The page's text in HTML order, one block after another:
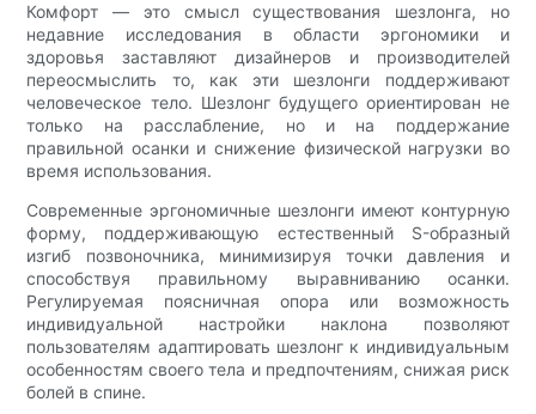
Комфорт — это смысл существования шезлонга, но
недавние исследования в области эргономики и
здоровья заставляют дизайнеров и производителей
переосмыслить то, как эти шезлонги поддерживают
человеческое тело. Шезлонг будущего ориентирован не
только на расслабление, но и на поддержание
правильной осанки и снижение физической нагрузки во
время использования.
Современные эргономичные шезлонги имеют контурную
форму, поддерживающую естественный S-образный
изгиб позвоночника, минимизируя точки давления и
способствуя правильному выравниванию осанки.
Регулируемая поясничная опора или возможность
индивидуальной настройки наклона позволяют
пользователям адаптировать шезлонг к индивидуальным
особенностям своего тела и предпочтениям, снижая риск
болей в спине.